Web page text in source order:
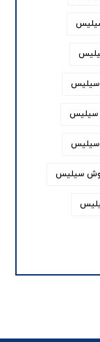
سیلیس
سیلیس
سیلیس
سیلیس